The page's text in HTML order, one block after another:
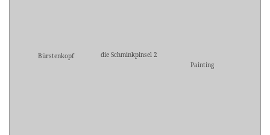
Bürstenkopf
die Schminkpinsel 2
Painting